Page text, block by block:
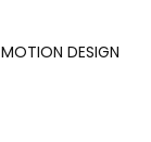
MOTION DESIGN